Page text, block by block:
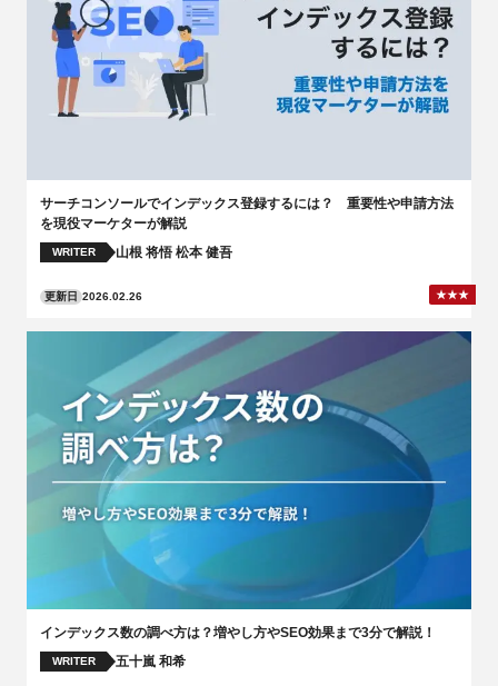
サーチコンソールでインデックス登録するには？ 重要性や申請方法
を現役マーケターが解説
WRITER 山根 将悟 松本 健吾
更新日 2026.02.26
インデックス数の調べ方は？増やし方やSEO効果まで3分で解説！
WRITER 五十嵐 和希